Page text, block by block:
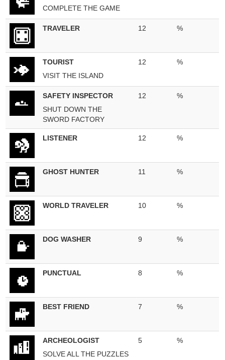
COMPLETE THE GAME
TRAVELER 12 %
TOURIST
VISIT THE ISLAND
12 %
SAFETY INSPECTOR
SHUT DOWN THE
SWORD FACTORY
12 %
LISTENER 12 %
GHOST HUNTER 11 %
WORLD TRAVELER 10 %
DOG WASHER 9 %
PUNCTUAL 8 %
BEST FRIEND 7 %
ARCHEOLOGIST
SOLVE ALL THE PUZZLES
5 %